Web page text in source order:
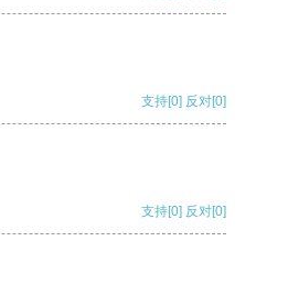
支持[0] 反对[0]
支持[0] 反对[0]